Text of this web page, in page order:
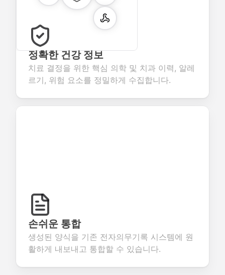
정확한 건강 정보
치료 결정을 위한 핵심 의학 및 치과 이력, 알레
르기, 위험 요소를 정밀하게 수집합니다.
손쉬운 통합
생성된 양식을 기존 전자의무기록 시스템에 원
활하게 내보내고 통합할 수 있습니다.